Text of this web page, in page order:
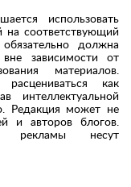
использовать
на соответствующий
должна
зависимости от
материалов.
как
интеллектуальной
Редакция может не
и авторов блогов.
рекламы несут